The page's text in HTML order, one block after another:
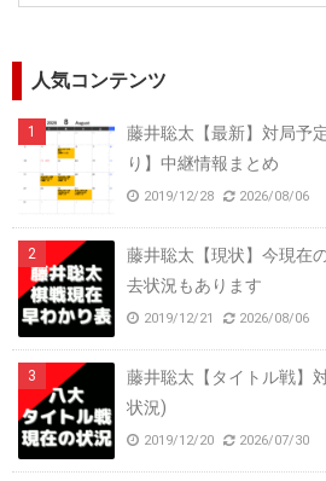
人気コンテンツ
藤井聡太【最新】対局予
り】中継情報まとめ
2019/12/28 2026/08/06
藤井聡太【現状】今現在
去状況もあります
2019/12/21 2026/08/06
藤井聡太【タイトル戦】
状況)
2019/12/20 2026/07/30